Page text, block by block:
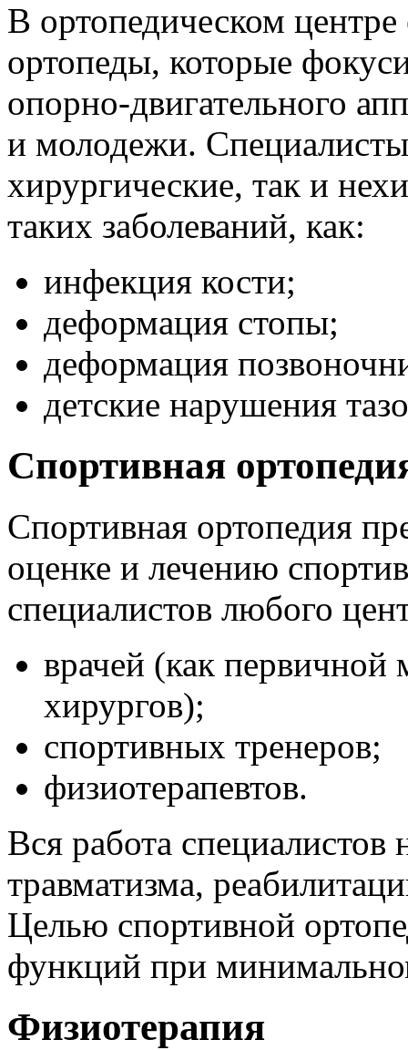
В ортопедическом центре
ортопеды, которые
опорно-двигательного
и молодежи.
хирургические, так и
таких заболеваний, как:
инфекция кости;
деформация стопы;
деформация
детские нарушения
Спортивная
Спортивная ортопедия
оценке и лечению
специалистов любого
врачей (как
хирургов);
спортивных тренеров;
физиотерапевтов.
Вся работа
травматизма,
Целью спортивной
функций при
Физиотерапия